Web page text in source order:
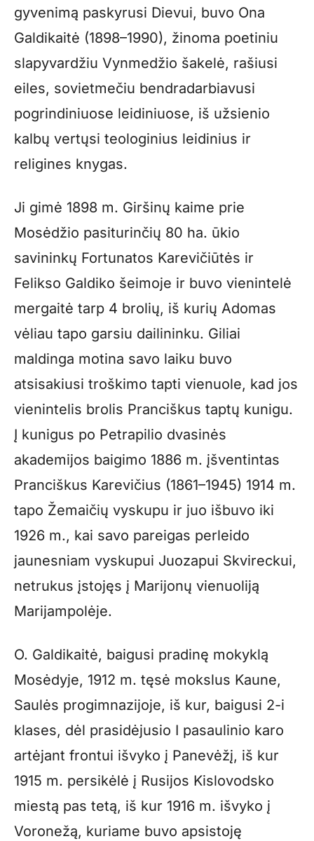
gyvenimą paskyrusi Dievui, buvo Ona
Galdikaitė (1898–1990), žinoma poetiniu
slapyvardžiu Vynmedžio šakelė, rašiusi
eiles, sovietmečiu bendradarbiavusi
pogrindiniuose leidiniuose, iš užsienio
kalbų vertųsi teologinius leidinius ir
religines knygas.
Ji gimė 1898 m. Giršinų kaime prie
Mosėdžio pasiturinčių 80 ha. ūkio
savininkų Fortunatos Karevičiūtės ir
Felikso Galdiko šeimoje ir buvo vienintelė
mergaitė tarp 4 brolių, iš kurių Adomas
vėliau tapo garsiu dailininku. Giliai
maldinga motina savo laiku buvo
atsisakiusi troškimo tapti vienuole, kad jos
vienintelis brolis Pranciškus taptų kunigu.
Į kunigus po Petrapilio dvasinės
akademijos baigimo 1886 m. įšventintas
Pranciškus Karevičius (1861–1945) 1914 m.
tapo Žemaičių vyskupu ir juo išbuvo iki
1926 m., kai savo pareigas perleido
jaunesniam vyskupui Juozapui Skvireckui,
netrukus įstojęs į Marijonų vienuoliją
Marijampolėje.
O. Galdikaitė, baigusi pradinę mokyklą
Mosėdyje, 1912 m. tęsė mokslus Kaune,
Saulės progimnazijoje, iš kur, baigusi 2-i
klases, dėl prasidėjusio I pasaulinio karo
artėjant frontui išvyko į Panevėžį, iš kur
1915 m. persikėlė į Rusijos Kislovodsko
miestą pas tetą, iš kur 1916 m. išvyko į
Voronežą, kuriame buvo apsistoję